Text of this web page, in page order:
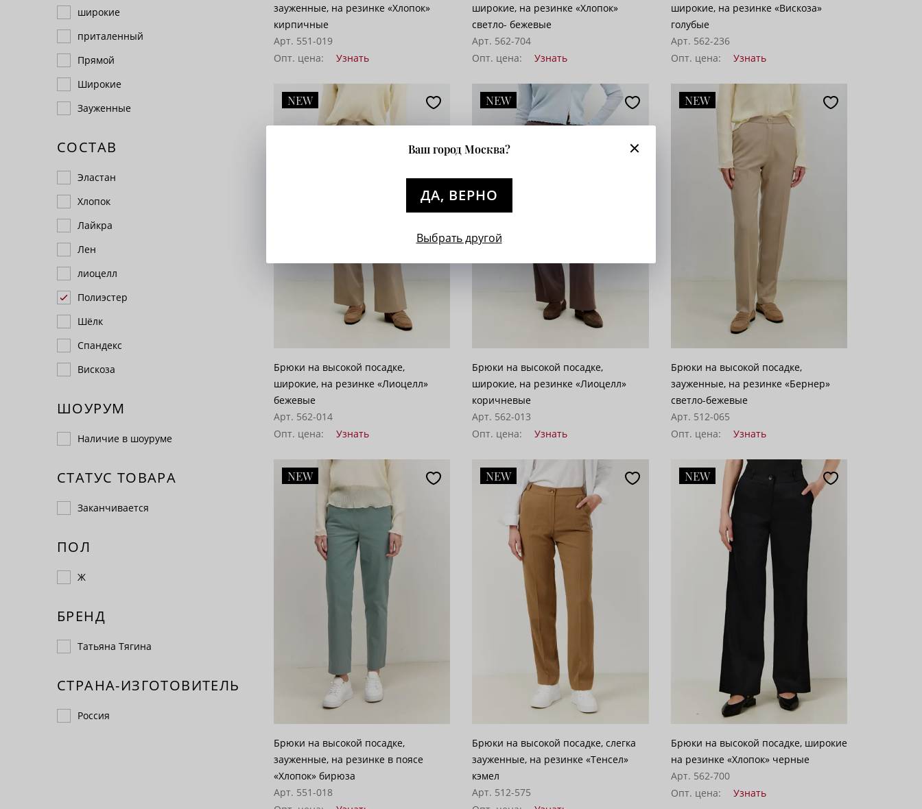
широкие
приталенный
Прямой
Широкие
Зауженные
СОСТАВ
Эластан
Хлопок
Лайкра
Лен
лиоцелл
Полиэстер
Шёлк
Спандекс
Вискоза
ШОУРУМ
Наличие в шоуруме
СТАТУС ТОВАРА
Заканчивается
ПОЛ
Ж
БРЕНД
Татьяна Тягина
СТРАНА-ИЗГОТОВИТЕЛЬ
Россия
зауженные, на резинке «Хлопок»
кирпичные
Арт. 551-019
Опт. цена:
Узнать
широкие, на резинке «Хлопок»
светло- бежевые
Арт. 562-704
Опт. цена:
Узнать
широкие, на резинке «Вискоза»
голубые
Арт. 562-236
Опт. цена:
Узнать
NEW
Брюки на высокой посадке,
широкие, на резинке «Лиоцелл»
бежевые
Арт. 562-014
Опт. цена:
Узнать
NEW
Брюки на высокой посадке,
широкие, на резинке «Лиоцелл»
коричневые
Арт. 562-013
Опт. цена:
Узнать
NEW
Брюки на высокой посадке,
зауженные, на резинке «Бернер»
светло-бежевые
Арт. 512-065
Опт. цена:
Узнать
NEW
Брюки на высокой посадке,
зауженные, на резинке в поясе
«Хлопок» бирюза
Арт. 551-018
NEW
Брюки на высокой посадке, слегка
зауженные, на резинке «Тенсел»
кэмел
Арт. 512-575
NEW
Брюки на высокой посадке, широкие
на резинке «Хлопок» черные
Арт. 562-700
Опт. цена:
Узнать
Ваш город Москва?
ДА, ВЕРНО
Выбрать другой